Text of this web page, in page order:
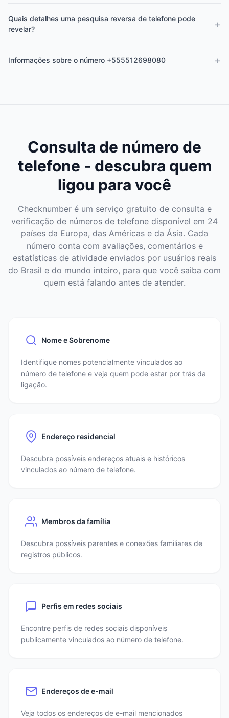
Quais detalhes uma pesquisa reversa de telefone pode
revelar?
+
Informações sobre o número +555512698080 +
Consulta de número de
telefone - descubra quem
ligou para você
Checknumber é um serviço gratuito de consulta e
verificação de números de telefone disponível em 24
países da Europa, das Américas e da Ásia. Cada
número conta com avaliações, comentários e
estatísticas de atividade enviados por usuários reais
do Brasil e do mundo inteiro, para que você saiba com
quem está falando antes de atender.
Nome e Sobrenome
Identifique nomes potencialmente vinculados ao
número de telefone e veja quem pode estar por trás da
ligação.
Endereço residencial
Descubra possíveis endereços atuais e históricos
vinculados ao número de telefone.
Membros da família
Descubra possíveis parentes e conexões familiares de
registros públicos.
Perfis em redes sociais
Encontre perfis de redes sociais disponíveis
publicamente vinculados ao número de telefone.
Endereços de e-mail
Veja todos os endereços de e-mail mencionados